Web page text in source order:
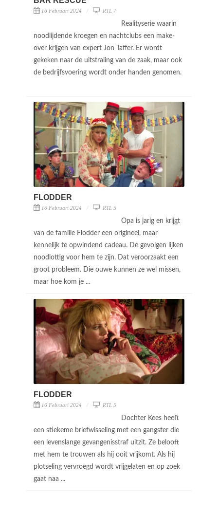
16 Februari 2024 RTL 7
Realityserie waarin
noodlijdende kroegen en nachtclubs een make-
over krijgen van expert Jon Taffer. Er wordt
gekeken naar de uitstraling van de zaak, maar ook
de bedrijfsvoering wordt onder handen genomen.
FLODDER
16 Februari 2024 RTL 5
Opa is jarig en krijgt
van de familie Flodder een origineel, maar
kennelijk te opwindend cadeau. De gevolgen lijken
noodlottig voor hem te zijn. Dat veroorzaakt een
groot probleem. Die ouwe kunnen ze wel missen,
maar hoe kom je ...
FLODDER
16 Februari 2024 RTL 5
Dochter Kees heeft
een stiekeme briefwisseling met een gangster die
een levenslange gevangenisstraf uitzit. Ze belooft
met hem te trouwen als hij ooit vrijkomt. Als hij
plotseling vervroegd wordt vrijgelaten en op zoek
gaat naa ...